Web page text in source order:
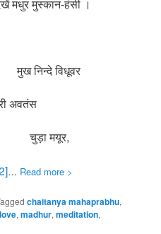
मधुर मुस्कान-हंसी ।
निन्दे विधूवर
अवतंस
मयूर,
… Read more >
chaitanya mahaprabhu,
love,madhur,meditation,